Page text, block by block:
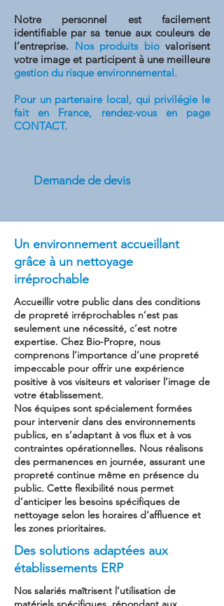
Notre personnel est facilement
identifiable par sa tenue aux couleurs de
l’entreprise. Nos produits biovalorisent
votre image et participent à une meilleure
gestion du risque environnemental.
Pour un partenaire local, qui privilégie le
fait en France, rendez-vous en page
CONTACT.
Demande de devis
Un environnement accueillant
grâce à un nettoyage
irréprochable
Accueillir votre public dans des conditions
de propreté irréprochables n’est pas
seulement une nécessité, c’est notre
expertise. Chez Bio-Propre, nous
comprenons l’importance d’une propreté
impeccable pour offrir une expérience
positive à vos visiteurs et valoriser l’image de
votre établissement.
Nos équipes sont spécialement formées
pour intervenir dans des environnements
publics, en s’adaptant à vos flux et à vos
contraintes opérationnelles. Nous réalisons
des permanences en journée, assurant une
propreté continue même en présence du
public. Cette flexibilité nous permet
d’anticiper les besoins spécifiques de
nettoyage selon les horaires d’affluence et
les zones prioritaires.
Des solutions adaptées aux
établissements ERP
Nos salariés maîtrisent l’utilisation de